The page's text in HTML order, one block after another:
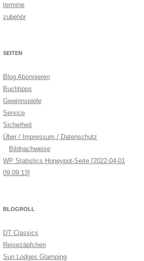
termine
zubehör
SEITEN
Blog Abonnieren
Buchtipps
Gewinnspiele
Service
Sicherheit
Über / Impressum / Datenschutz
Bildnachweise
WP Statistics Honeypot-Seite [2022-04-01
09:09:13]
BLOGROLL
DT Classics
Reisezäpfchen
Sun Lodges Glamping